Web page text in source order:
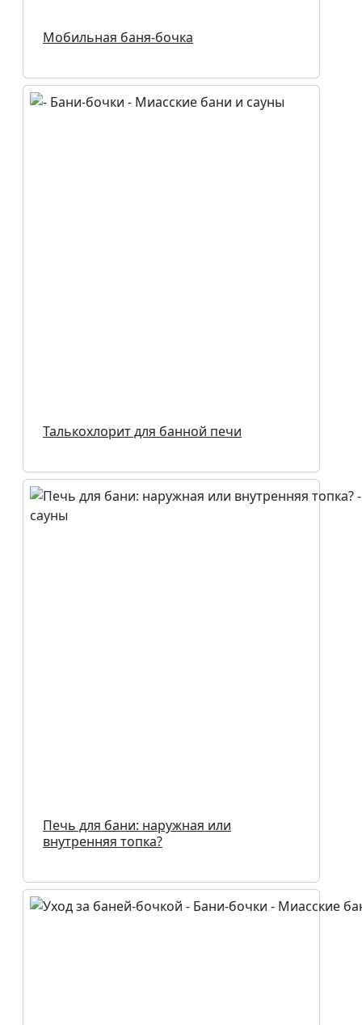
Мобильная баня-бочка
Талькохлорит для банной печи
Печь для бани: наружная или
внутренняя топка?